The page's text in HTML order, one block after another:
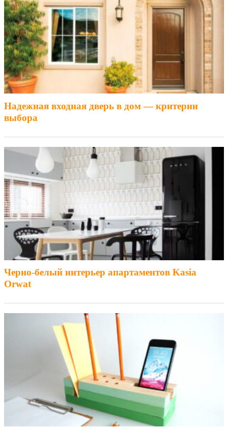
Надежная входная дверь в дом — критерии
выбора
Черно-белый интерьер апартаментов Kasia
Orwat